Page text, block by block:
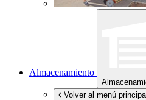
Almacenamiento
Volver al menú